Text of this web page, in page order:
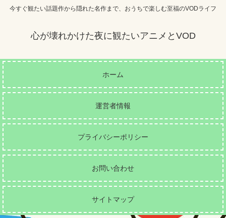
今すぐ観たい話題作から隠れた名作まで、おうちで楽しむ至福のVODライフ
心が壊れかけた夜に観たいアニメとVOD
ホーム
運営者情報
プライバシーポリシー
お問い合わせ
サイトマップ